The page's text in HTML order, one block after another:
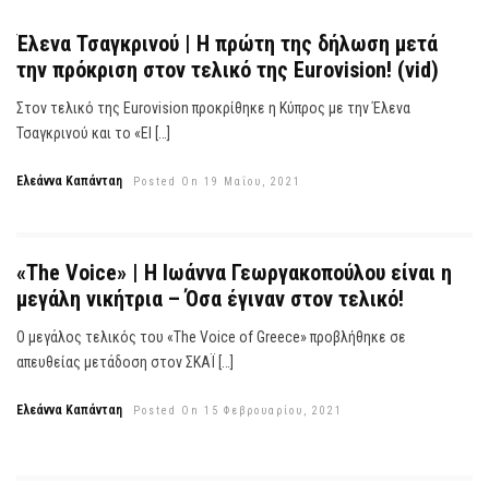
Έλενα Τσαγκρινού | Η πρώτη της δήλωση μετά
την πρόκριση στον τελικό της Eurovision! (vid)
Στον τελικό της Eurovision προκρίθηκε η Κύπρος με την Έλενα
Τσαγκρινού και το «El […]
Ελεάννα Καπάνταη Posted On 19 Μαΐου, 2021
«The Voice» | Η Ιωάννα Γεωργακοπούλου είναι η
μεγάλη νικήτρια – Όσα έγιναν στον τελικό!
Ο μεγάλος τελικός του «The Voice of Greece» προβλήθηκε σε
απευθείας μετάδοση στον ΣΚΑΪ […]
Ελεάννα Καπάνταη Posted On 15 Φεβρουαρίου, 2021